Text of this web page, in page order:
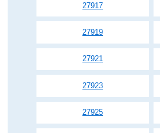
27917
27919
27921
27923
27925